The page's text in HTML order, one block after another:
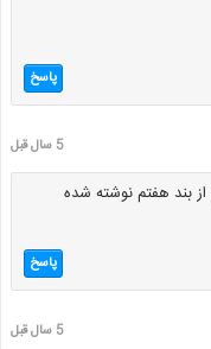
پاسخ
5 سال قبل
بند هفتم نوشته شده
پاسخ
5 سال قبل